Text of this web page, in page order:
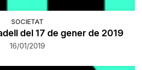
SOCIETAT
del 17 de gener de 2019
16/01/2019